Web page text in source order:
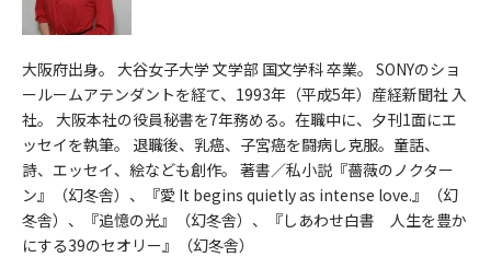
大阪府出身。 大谷女子大学 文学部 国文学科 卒業。 SONYのショ
ールームアテンダントを経て、1993年（平成5年）産経新聞社 入
社。 大阪本社の役員秘書を7年務める。在職中に、夕刊1面にエ
ッセイを執筆。 退職後、乳癌、子宮癌を闘病し克服。童話、
詩、エッセイ、絵なども創作。 著書／私小説『薔薇のノクター
ン』（幻冬舎）、『愛 It begins quietly as intense love.』（幻
冬舎）、『追憶の光』（幻冬舎）、『しあわせ白書 人生を豊か
にする39のセオリー』（幻冬舎）